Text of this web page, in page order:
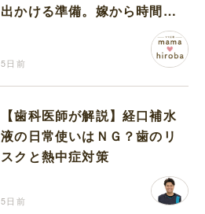
出かける準備。嫁から時間も
5日前
【歯科医師が解説】経口補水
液の日常使いはＮＧ？歯のリ
スクと熱中症対策
5日前